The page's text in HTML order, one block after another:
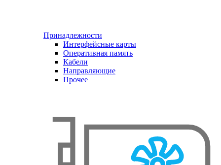
Принадлежности
Интерфейсные карты
Оперативная память
Кабели
Направляющие
Прочее